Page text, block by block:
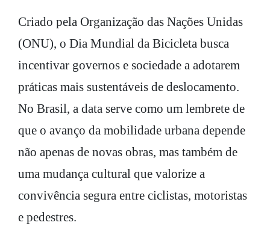
Criado pela Organização das Nações Unidas
(ONU), o Dia Mundial da Bicicleta busca
incentivar governos e sociedade a adotarem
práticas mais sustentáveis de deslocamento.
No Brasil, a data serve como um lembrete de
que o avanço da mobilidade urbana depende
não apenas de novas obras, mas também de
uma mudança cultural que valorize a
convivência segura entre ciclistas, motoristas
e pedestres.